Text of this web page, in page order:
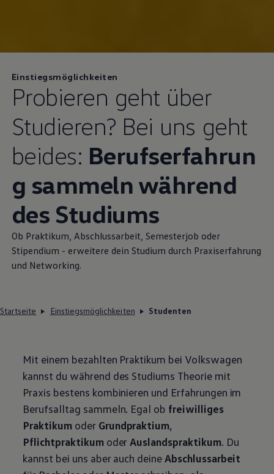
Einstiegsmöglichkeiten
Probieren geht über
Studieren? Bei uns geht
beides: Berufserfahrun
g sammeln während
des Studiums
Ob Praktikum, Abschlussarbeit, Semesterjob oder
Stipendium - erweitere dein Studium durch Praxiserfahrung
und Networking.
Startseite Einstiegsmöglichkeiten Studenten
Mit einem bezahlten Praktikum bei Volkswagen
kannst du während des Studiums Theorie mit
Praxis bestens kombinieren und Erfahrungen im
Berufsalltag sammeln. Egal ob freiwilliges
Praktikumoder Grundpraktium,
Pflichtpraktikum oderAuslandspraktikum. Du
kannst bei uns aber auch deineAbschlussarbeit